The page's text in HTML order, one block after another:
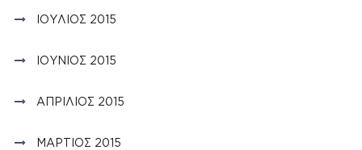
ΙΟΎΛΙΟΣ 2015
ΙΟΎΝΙΟΣ 2015
ΑΠΡΊΛΙΟΣ 2015
ΜΆΡΤΙΟΣ 2015